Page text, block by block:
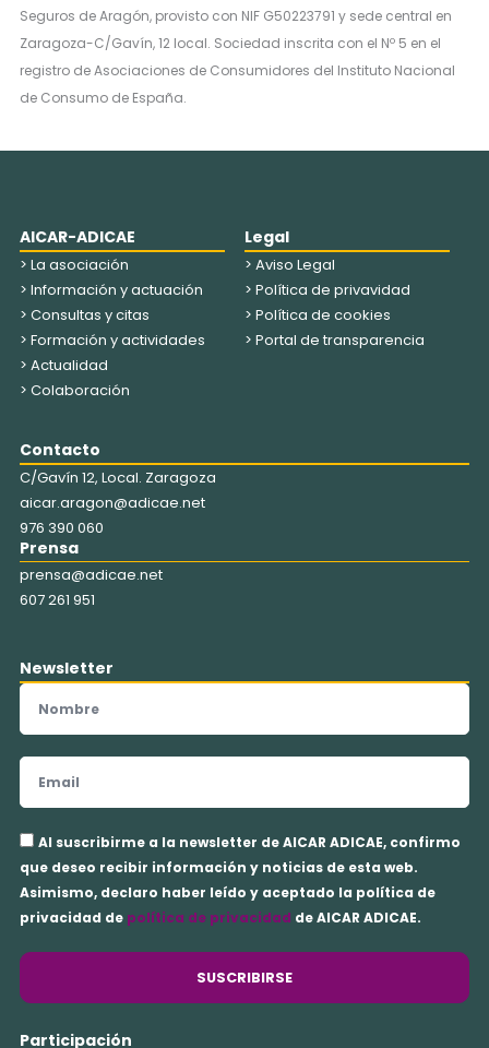
Seguros de Aragón, provisto con NIF G50223791 y sede central en
Zaragoza-C/Gavín, 12 local. Sociedad inscrita con el Nº 5 en el
registro de Asociaciones de Consumidores del Instituto Nacional
de Consumo de España.
AICAR-ADICAE
> La asociación
> Información y actuación
> Consultas y citas
> Formación y actividades
> Actualidad
> Colaboración
Legal
> Aviso Legal
> Política de privavidad
> Política de cookies
> Portal de transparencia
Contacto
C/Gavín 12, Local. Zaragoza
aicar.aragon@adicae.net
976 390 060
Prensa
prensa@adicae.net
607 261 951
Newsletter
Nombre
Email
Aceptación
privacidad
Al suscribirme a la newsletter de AICAR ADICAE, confirmo
que deseo recibir información y noticias de esta web.
Asimismo, declaro haber leído y aceptado la política de
privacidad de política de privacidad de AICAR ADICAE.
SUSCRIBIRSE
Participación